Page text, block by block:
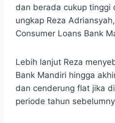
dan berada cukup tinggi
ungkap Reza Adriansyah,
Consumer Loans Bank
Lebih lanjut Reza
Bank Mandiri hingga
dan cenderung flat jika
periode tahun